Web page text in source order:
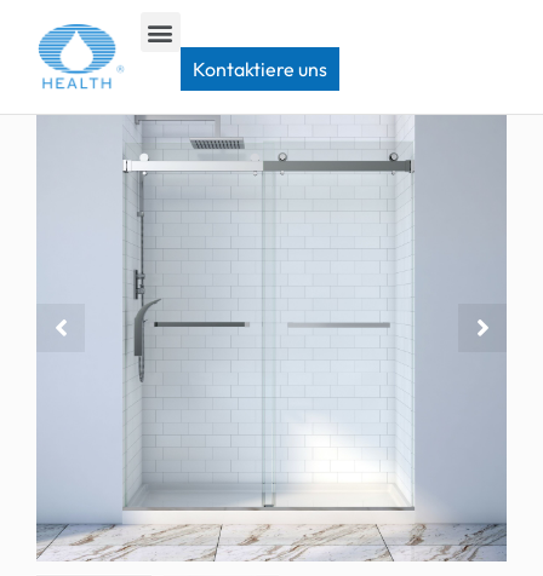
Kontaktiere uns
JP0219 Doppelschiebeduschtür